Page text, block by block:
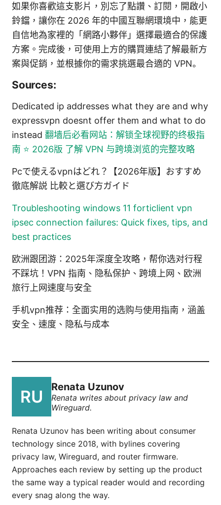
如果你喜歡這支影片，別忘了點讚、訂閱，開啟小
鈴鐺，讓你在 2026 年的中國互聯網環境中，能更
自信地為家裡的「網路小夥伴」選擇最適合的保護
方案。完成後，可使用上方的購買連結了解最新方
案與促銷，並根據你的需求挑選最合適的 VPN。
Sources:
Dedicated ip addresses what they are and why
expressvpn doesnt offer them and what to do
instead 翻墙后必看网站：解锁全球视野的终极指
南 ⭐ 2026版 了解 VPN 与跨境浏览的完整攻略
Pcで使えるvpnはどれ？【2026年版】おすすめ
徹底解説 比較と選び方ガイド
Troubleshooting windows 11 forticlient vpn
ipsec connection failures: Quick fixes, tips, and
best practices
欧洲跟团游：2025年深度全攻略，帮你选对行程
不踩坑！VPN 指南、隐私保护、跨境上网、欧洲
旅行上网速度与安全
手机vpn推荐：全面实用的选购与使用指南，涵盖
安全、速度、隐私与成本
Renata Uzunov
Renata writes about privacy law and
Wireguard.
Renata Uzunov has been writing about consumer
technology since 2018, with bylines covering
privacy law, Wireguard, and router firmware.
Approaches each review by setting up the product
the same way a typical reader would and recording
every snag along the way.